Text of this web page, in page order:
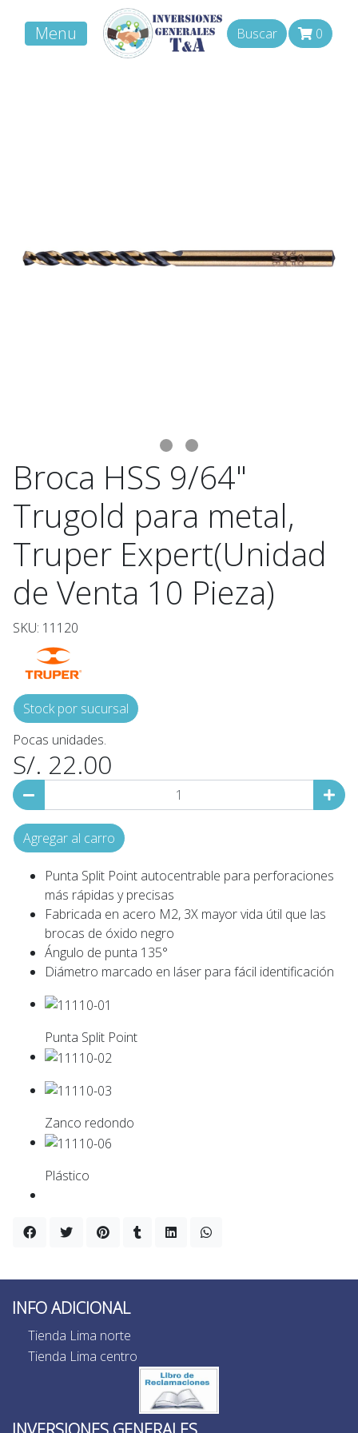
Menu Buscar 0
Broca HSS 9/64"
Trugold para metal,
Truper Expert(Unidad
de Venta 10 Pieza)
SKU: 11120
Stock por sucursal
Pocas unidades.
S/. 22.00
Agregar al carro
Punta Split Point autocentrable para perforaciones
más rápidas y precisas
Fabricada en acero M2, 3X mayor vida útil que las
brocas de óxido negro
Ángulo de punta 135°
Diámetro marcado en láser para fácil identificación
Punta Split Point
Zanco redondo
Plástico
INFO ADICIONAL
Tienda Lima norte
Tienda Lima centro